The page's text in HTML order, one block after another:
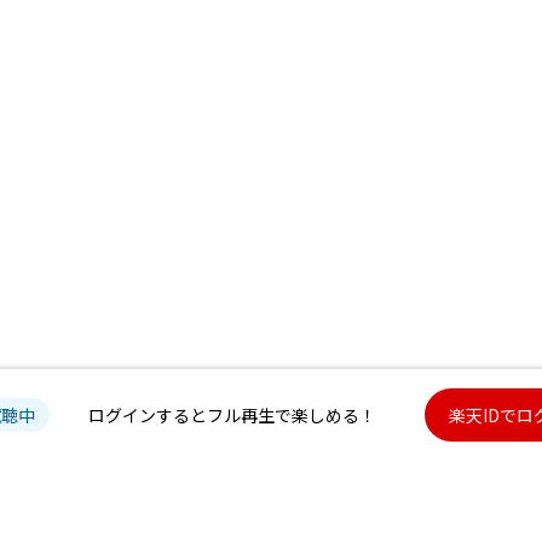
中 ログインするとフル再生で楽しめる！ 楽天IDでロ